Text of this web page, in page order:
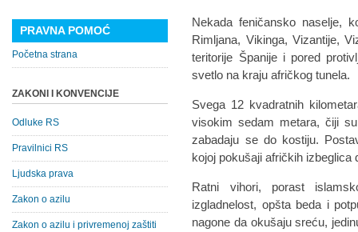
Nekada feničansko naselje,
Rimljana, Vikinga, Vizantije,
teritorije Španije i pored
svetlo na kraju afričkog tunela.
Svega 12 kvadratnih
visokim sedam metara, čiji
zabadaju se do kostiju.
kojoj pokušaji afričkih izbeglica
Ratni vihori, porast
izgladnelost, opšta beda i
nagone da okušaju sreću,
PRAVNA POMOĆ
Početna strana
ZAKONI I KONVENCIJE
Odluke RS
Pravilnici RS
Ljudska prava
Zakon o azilu
Zakon o azilu i privremenoj zaštiti